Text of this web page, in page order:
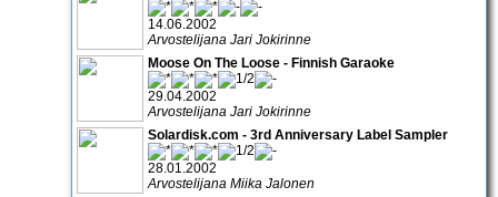
14.06.2002
Arvostelijana Jari Jokirinne
Moose On The Loose - Finnish Garaoke
29.04.2002
Arvostelijana Jari Jokirinne
Solardisk.com - 3rd Anniversary Label Sampler
28.01.2002
Arvostelijana Miika Jalonen